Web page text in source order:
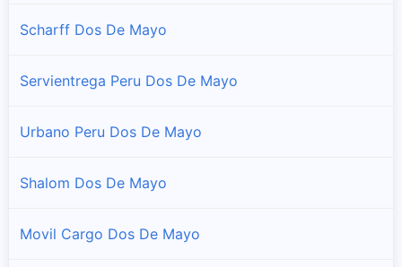
Shunqui
Sucursales y horarios DHL Peru en Sillapata
Yanas
Scharff Dos De Mayo
Servientrega Peru Dos De Mayo
Urbano Peru Dos De Mayo
Shalom Dos De Mayo
Movil Cargo Dos De Mayo